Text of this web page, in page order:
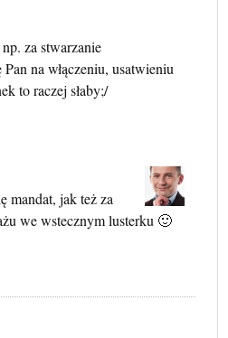
za stwarzanie
na włączeniu, usatwieniu
to raczej słaby;/
mandat, jak też za
we wstecznym lusterku 🙂